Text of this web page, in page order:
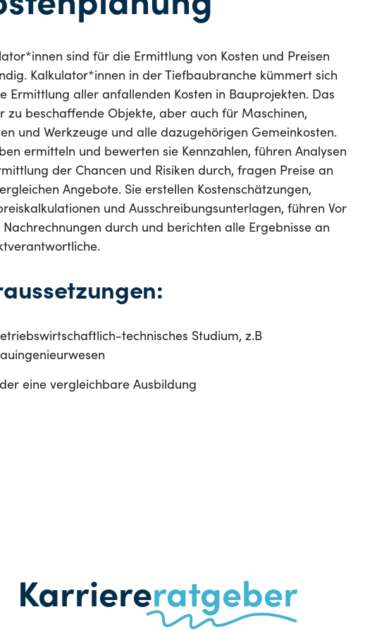
sind für die Ermittlung von Kosten und Preisen
Kalkulator*innen in der Tiefbaubranche kümmert sich
Ermittlung aller anfallenden Kosten in Bauprojekten. Das
zu beschaffende Objekte, aber auch für Maschinen,
und Werkzeuge und alle dazugehörigen Gemeinkosten.
ermitteln und bewerten sie Kennzahlen, führen Analysen
der Chancen und Risiken durch, fragen Preise an
Angebote. Sie erstellen Kostenschätzungen,
und Ausschreibungsunterlagen, führen Vor
Nachrechnungen durch und berichten alle Ergebnisse an
technisches Studium, z.B
eine vergleichbare Ausbildung
Karriereratgeber